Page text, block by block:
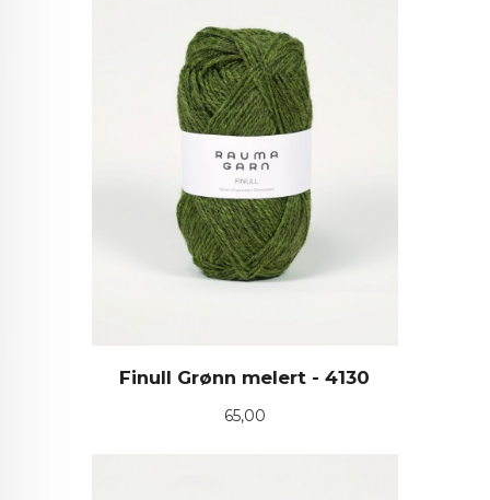
Finull Grønn melert - 4130
Pris
65,00